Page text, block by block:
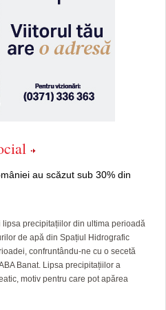
au scăzut sub 30% din
precipitațiilor din ultima perioadă
de apă din Spațiul Hidrografic
confruntându-ne cu o secetă
Banat. Lipsa precipitațiilor a
motiv pentru care pot apărea